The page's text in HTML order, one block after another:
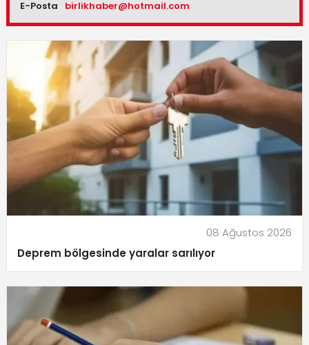
E-Posta birlikhaber@hotmail.com
08 Ağustos 2026
Deprem bölgesinde yaralar sarılıyor